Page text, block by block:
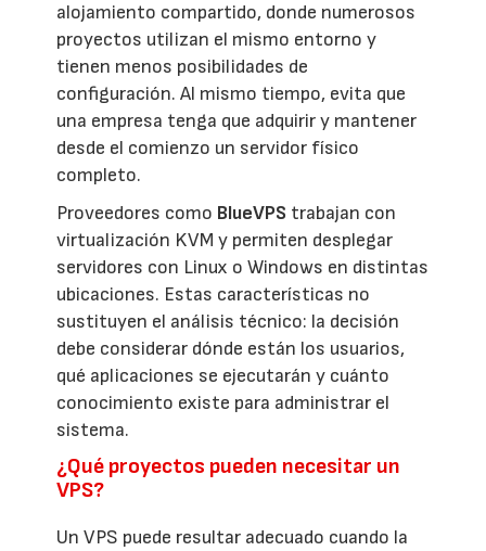
alojamiento compartido, donde numerosos
proyectos utilizan el mismo entorno y
tienen menos posibilidades de
configuración. Al mismo tiempo, evita que
una empresa tenga que adquirir y mantener
desde el comienzo un servidor físico
completo.
Proveedores como BlueVPS trabajan con
virtualización KVM y permiten desplegar
servidores con Linux o Windows en distintas
ubicaciones. Estas características no
sustituyen el análisis técnico: la decisión
debe considerar dónde están los usuarios,
qué aplicaciones se ejecutarán y cuánto
conocimiento existe para administrar el
sistema.
¿Qué proyectos pueden necesitar un
VPS?
Un VPS puede resultar adecuado cuando la